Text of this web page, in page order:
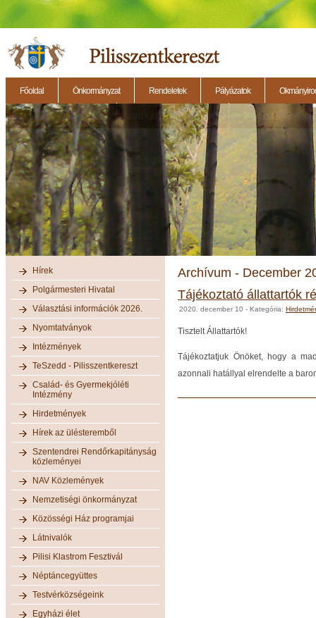
Főoldal Önkormányzat Rendeletek Pályázatok
2014.11.27. - Testületi ülés 2014.12.28. - Testületi ülés 2014.11.13. - Testületi
Hírek
Polgármesteri Hivatal
Választási információk 2026.
Nyomtatványok
Intézmények
TeSzedd - Pilisszentkereszt
Család- és Gyermekjóléti
Intézmény
Hirdetmények
Hírek az ülésteremből
Szentendrei Rendőrkapitányság
közleményei
NAV Közlemények
Nemzetiségi önkormányzat
Közösségi Ház programjai
Látnivalók
Pilisi Klastrom Fesztivál
Néptáncegyüttes
Testvérközségeink
Egyházi élet
Archívum - December
Tájékoztató állattartók
2020. december 10 - Kategória:
Tisztelt Állattartók!
Tájékoztatjuk Önöket, hogy a
azonnali hatállyal elrendelte a